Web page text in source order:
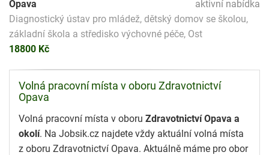
aktivní nabídka
Opava
Diagnostický ústav pro mládež, dětský domov se školou,
základní škola a středisko výchovné péče, Ost
18800 Kč
Volná pracovní místa v oboru Zdravotnictví
Opava
Volná pracovní místa v oboru Zdravotnictví Opava a
okolí. Na Jobsik.cz najdete vždy aktuální volná místa
z oboru Zdravotnictví Opava. Aktuálně máme pro obor